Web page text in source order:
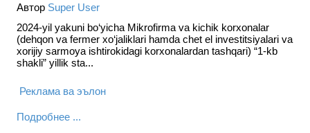
Автор Super User
2024-yil yakuni bo‘yicha Mikrofirma va kichik korxonalar
(dehqon va fermer xo‘jaliklari hamda chet el investitsiyalari va
xorijiy sarmoya ishtirokidagi korxonalardan tashqari) “1-kb
shakli” yillik sta...
Реклама ва эълон
Подробнее ...